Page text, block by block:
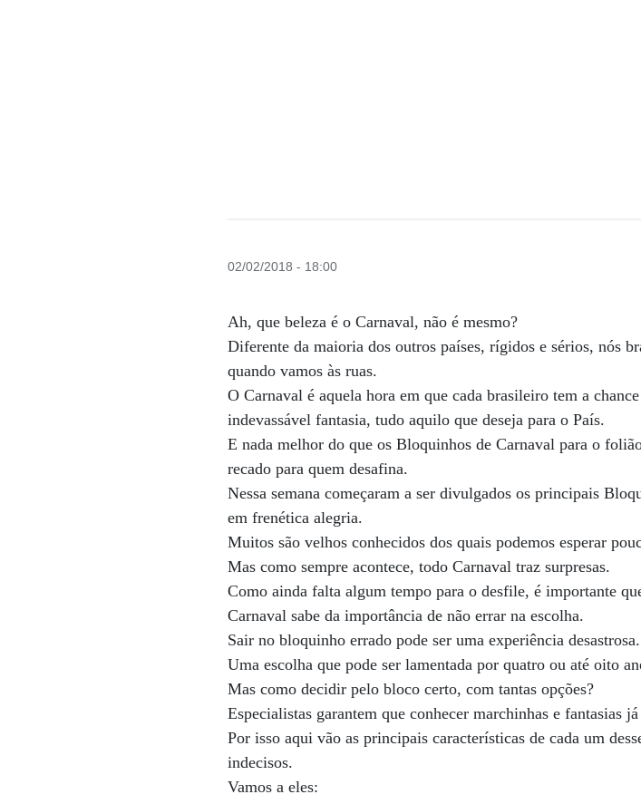
02/02/2018 - 18:00
Ah, que beleza é o Carnaval, não é mesmo?
Diferente da maioria dos outros países, rígidos e sérios, nós
quando vamos às ruas.
O Carnaval é aquela hora em que cada brasileiro tem a
indevassável fantasia, tudo aquilo que deseja para o País.
E nada melhor do que os Bloquinhos de Carnaval para o
recado para quem desafina.
Nessa semana começaram a ser divulgados os principais
em frenética alegria.
Muitos são velhos conhecidos dos quais podemos esperar
Mas como sempre acontece, todo Carnaval traz surpresas.
Como ainda falta algum tempo para o desfile, é importante
Carnaval sabe da importância de não errar na escolha.
Sair no bloquinho errado pode ser uma experiência desastrosa.
Uma escolha que pode ser lamentada por quatro ou até oito
Mas como decidir pelo bloco certo, com tantas opções?
Especialistas garantem que conhecer marchinhas e fantasias
Por isso aqui vão as principais características de cada um
indecisos.
Vamos a eles: